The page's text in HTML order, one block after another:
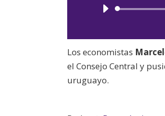
Los economistas
el Consejo Central y
uruguayo.